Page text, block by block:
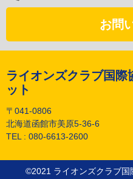
話
号：
お問
ライオンズクラブ国際
ット
〒041-0806
北海道函館市美原5-36-6
TEL : 080-6613-2600
©︎2021 ライオンズクラブ国